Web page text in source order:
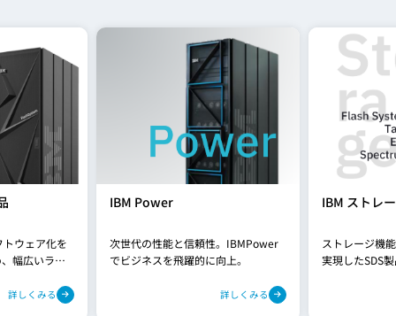
ウェア化を
幅広いライ
詳しくみる
IBM Power
次世代の性能と信頼性。IBMPower
でビジネスを飛躍的に向上。
詳しくみる
IBM ストレ
ストレージ機
実現したSDS